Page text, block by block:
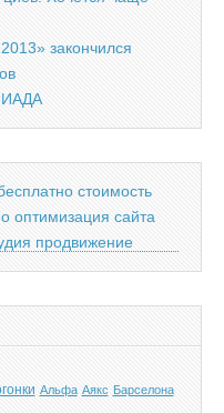
закончился
Альфа Аякс Барселона